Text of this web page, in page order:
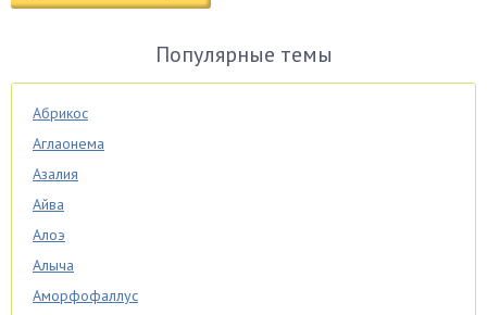
Популярные темы
Абрикос
Аглаонема
Азалия
Айва
Алоэ
Алыча
Аморфофаллус